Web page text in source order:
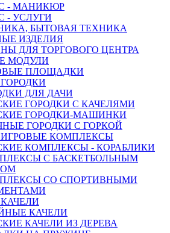
- МАНИКЮР
- УСЛУГИ
БЫТОВАЯ ТЕХНИКА
ИЗДЕЛИЯ
ДЛЯ ТОРГОВОГО ЦЕНТРА
МОДУЛИ
ПЛОЩАДКИ
ДЛЯ ДАЧИ
ГОРОДКИ С КАЧЕЛЯМИ
ГОРОДКИ-МАШИНКИ
ГОРОДКИ С ГОРКОЙ
ИГРОВЫЕ КОМПЛЕКСЫ
КОМПЛЕКСЫ - КОРАБЛИКИ
С БАСКЕТБОЛЬНЫМ
СО СПОРТИВНЫМИ
КАЧЕЛИ
КАЧЕЛИ ИЗ ДЕРЕВА